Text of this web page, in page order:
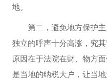
地。
第二，避免地方保护主
独立的呼声十分高涨，究
原因在于法院在财、物方
是当地的纳税大户，让当